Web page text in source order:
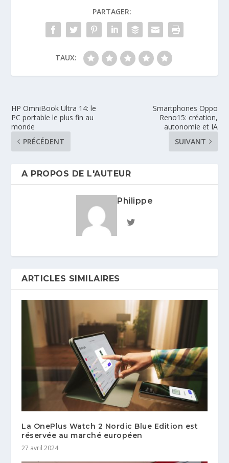
PARTAGER:
TAUX:
HP OmniBook Ultra 14: le
PC portable le plus fin au
monde
PRÉCÉDENT
Smartphones Oppo
Reno15: création,
autonomie et IA
SUIVANT
A PROPOS DE L'AUTEUR
Philippe
ARTICLES SIMILAIRES
La OnePlus Watch 2 Nordic Blue Edition est
réservée au marché européen
27 avril 2024